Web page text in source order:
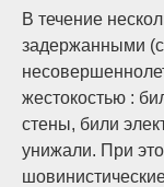
В течение
задержанными
жестокостью :
стены, били
унижали. При